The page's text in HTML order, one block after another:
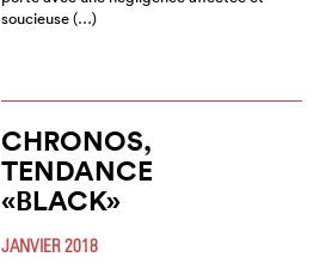
soucieuse (…)
CHRONOS,
TENDANCE
«BLACK»
JANVIER 2018